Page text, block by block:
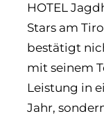
HOTEL
Stars am
bestätigt
mit seinem
Leistung in
Jahr,